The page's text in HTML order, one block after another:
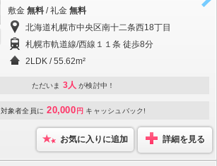
敷金 無料 / 礼金 無料
北海道札幌市中央区南十二条西18丁目
札幌市軌道線/西線１１条 徒歩8分
2LDK / 55.62m²
ただいま 3人 が検討中！
対象者全員に 20,000 円 キャッシュバック!
お気に入りに追加 詳細を見る